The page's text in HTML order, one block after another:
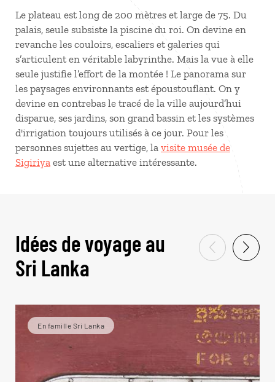
Le plateau est long de 200 mètres et large de 75. Du
palais, seule subsiste la piscine du roi. On devine en
revanche les couloirs, escaliers et galeries qui
s’articulent en véritable labyrinthe. Mais la vue à elle
seule justifie l’effort de la montée ! Le panorama sur
les paysages environnants est époustouflant. On y
devine en contrebas le tracé de la ville aujourd’hui
disparue, ses jardins, son grand bassin et les systèmes
d'irrigation toujours utilisés à ce jour. Pour les
personnes sujettes au vertige, la visite musée de
Sigiriya est une alternative intéressante.
Idées de voyage au
Sri Lanka
En famille Sri Lanka